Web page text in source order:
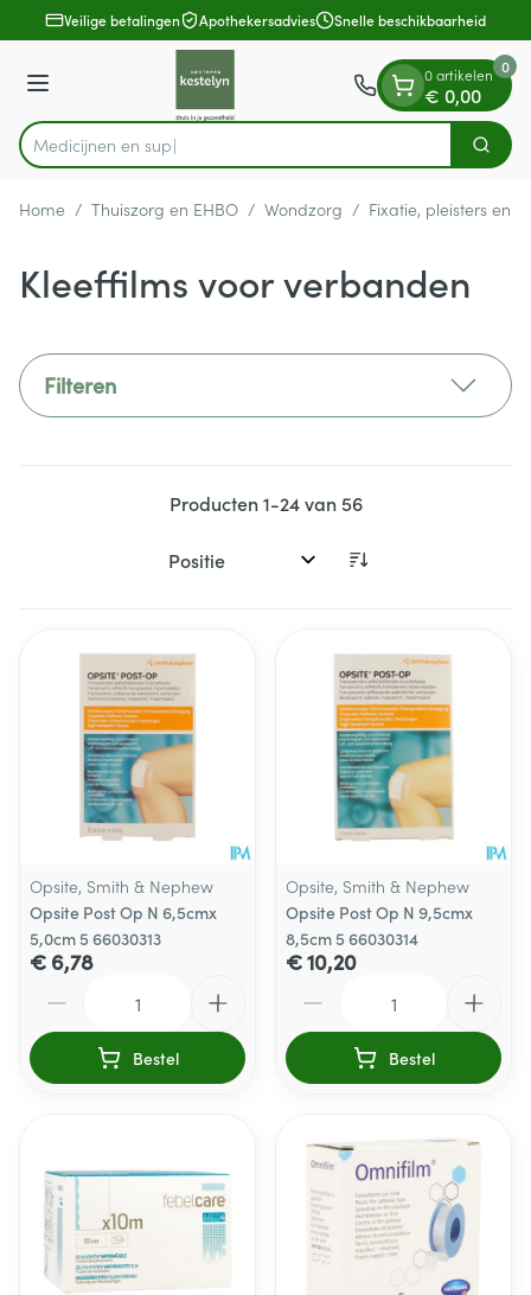
Ga naar de inhoud
1 van 1Veilige betalingen Apothekersadvies Snelle beschikbaarheid
Menu
Product, merk, categorie...
M Zoek
0 artikelen
€ 0,00
0
Home / Thuiszorg en EHBO / Wondzorg / Fixatie, pleisters en
Kleeffilms voor verbanden
Filteren
Producten1-24van56
Sorteer op:
Opsite, Smith & Nephew
Opsite Post Op N 6,5cmx
5,0cm 5 66030313
€ 6,78
Bestel
Opsite, Smith & Nephew
Opsite Post Op N 9,5cmx
8,5cm 5 66030314
€ 10,20
Bestel